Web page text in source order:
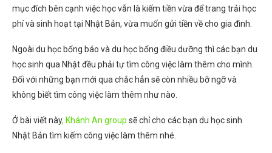
mục đích bên cạnh việc học vẫn là kiếm tiền vừa để trang trải học
phí và sinh hoạt tại Nhật Bản, vừa muốn gửi tiền về cho gia đình.
Ngoài du học bổng báo và du học bổng điều dưỡng thì các bạn du
học sinh qua Nhật đều phải tự tìm công việc làm thêm cho mình.
Đối với những bạn mới qua chắc hẳn sẽ còn nhiều bỡ ngỡ và
không biết tìm công việc làm thêm như nào.
Ở bài viết này, Khánh An group sẽ chỉ cho các bạn du học sinh
Nhật Bản tìm kiếm công việc làm thêm nhé.